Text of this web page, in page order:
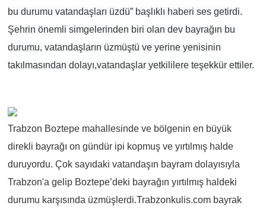
bu durumu vatandaşları üzdü” başlıklı haberi ses getirdi.
Şehrin önemli simgelerinden biri olan dev bayrağın bu
durumu, vatandaşların üzmüştü ve yerine yenisinin
takılmasından dolayı,vatandaşlar yetkililere teşekkür ettiler.
Trabzon Boztepe mahallesinde ve bölgenin en büyük
direkli bayrağı on gündür ipi kopmuş ve yırtılmış halde
duruyordu. Çok sayıdaki vatandaşın bayram dolayısıyla
Trabzon'a gelip Boztepe’deki bayrağın yırtılmış haldeki
durumu karşısında üzmüşlerdi.Trabzonkulis.com bayrak